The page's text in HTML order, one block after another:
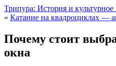
Трипура: История и культурное
« Катание на квадроциклах —
Почему стоит
окна